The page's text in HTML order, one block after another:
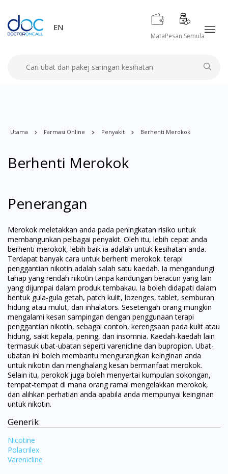
EN
MataPesan Semula
Utama Farmasi Online Penyakit Berhenti Merokok
Berhenti Merokok
Penerangan
Merokok meletakkan anda pada peningkatan risiko untuk
membangunkan pelbagai penyakit. Oleh itu, lebih cepat anda
berhenti merokok, lebih baik ia adalah untuk kesihatan anda.
Terdapat banyak cara untuk berhenti merokok. terapi
penggantian nikotin adalah salah satu kaedah. Ia mengandungi
tahap yang rendah nikotin tanpa kandungan beracun yang lain
yang dijumpai dalam produk tembakau. Ia boleh didapati dalam
bentuk gula-gula getah, patch kulit, lozenges, tablet, semburan
hidung atau mulut, dan inhalators. Sesetengah orang mungkin
mengalami kesan sampingan dengan penggunaan terapi
penggantian nikotin, sebagai contoh, kerengsaan pada kulit atau
hidung, sakit kepala, pening, dan insomnia. Kaedah-kaedah lain
termasuk ubat-ubatan seperti varenicline dan bupropion. Ubat-
ubatan ini boleh membantu mengurangkan keinginan anda
untuk nikotin dan menghalang kesan bermanfaat merokok.
Selain itu, perokok juga boleh menyertai kumpulan sokongan,
tempat-tempat di mana orang ramai mengelakkan merokok,
dan alihkan perhatian anda apabila anda mempunyai keinginan
untuk nikotin.
Generik
Nicotine
Polacrilex
Varenicline